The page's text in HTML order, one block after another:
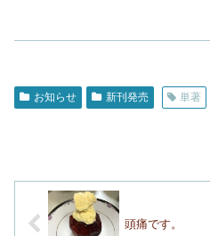
お知らせ 新刊発売 単著
頭痛です。